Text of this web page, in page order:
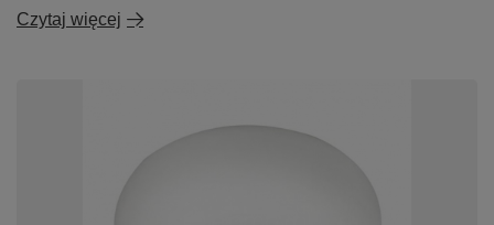
Czytaj więcej